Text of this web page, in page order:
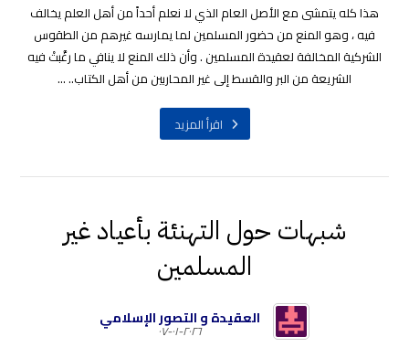
هذا كله يتمشى مع الأصل العام الذي لا نعلم أحداً من أهل العلم يخالف
فيه ، وهو المنع من حضور المسلمين لما يمارسه غيرهم من الطقوس
الشركية المخالفة لعقيدة المسلمين . وأن ذلك المنع لا ينافي ما رغَّبتْ فيه
الشريعة من البر والقسط إلى غير المحاربين من أهل الكتاب.. ...
اقرأ المزيد
شبهات حول التهنئة بأعياد غير
المسلمين
العقيدة و التصور الإسلامي
٢٠٢٦-٠١-٠٧